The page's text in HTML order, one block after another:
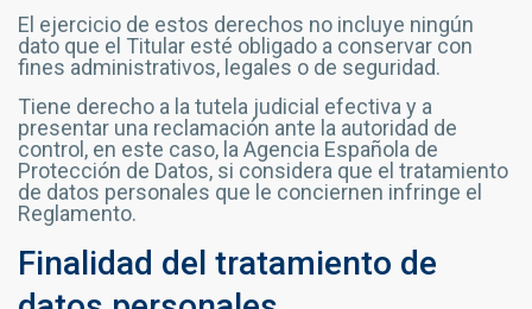
El ejercicio de estos derechos no incluye ningún
dato que el Titular esté obligado a conservar con
fines administrativos, legales o de seguridad.
Tiene derecho a la tutela judicial efectiva y a
presentar una reclamación ante la autoridad de
control, en este caso, la Agencia Española de
Protección de Datos, si considera que el tratamiento
de datos personales que le conciernen infringe el
Reglamento.
Finalidad del tratamiento de